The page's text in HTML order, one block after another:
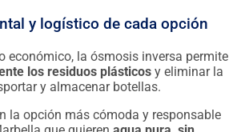
y logístico de cada opción
económico, la ósmosis inversa permite
los residuos plásticos y eliminar la
y almacenar botellas.
la opción más cómoda y responsable